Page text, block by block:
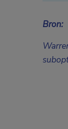
Bron: